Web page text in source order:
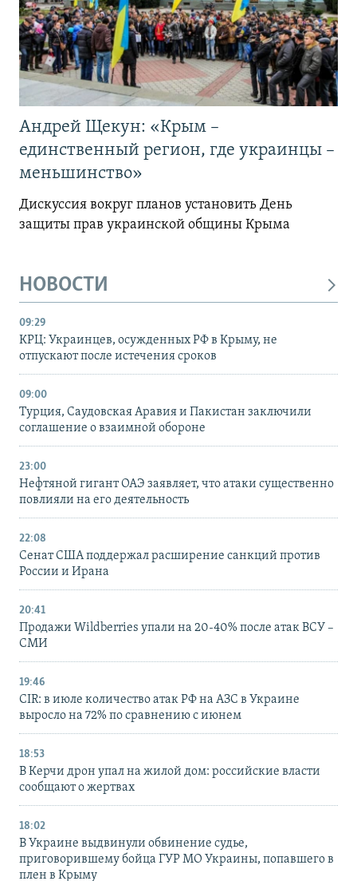
Андрей Щекун: «Крым –
единственный регион, где украинцы –
меньшинство»
Дискуссия вокруг планов установить День
защиты прав украинской общины Крыма
НОВОСТИ
09:29
КРЦ: Украинцев, осужденных РФ в Крыму, не
отпускают после истечения сроков
09:00
Турция, Саудовская Аравия и Пакистан заключили
соглашение о взаимной обороне
23:00
Нефтяной гигант ОАЭ заявляет, что атаки существенно
повлияли на его деятельность
22:08
Сенат США поддержал расширение санкций против
России и Ирана
20:41
Продажи Wildberries упали на 20-40% после атак ВСУ –
СМИ
19:46
CIR: в июле количество атак РФ на АЗС в Украине
выросло на 72% по сравнению с июнем
18:53
В Керчи дрон упал на жилой дом: российские власти
сообщают о жертвах
18:02
В Украине выдвинули обвинение судье,
приговорившему бойца ГУР МО Украины, попавшего в
плен в Крыму